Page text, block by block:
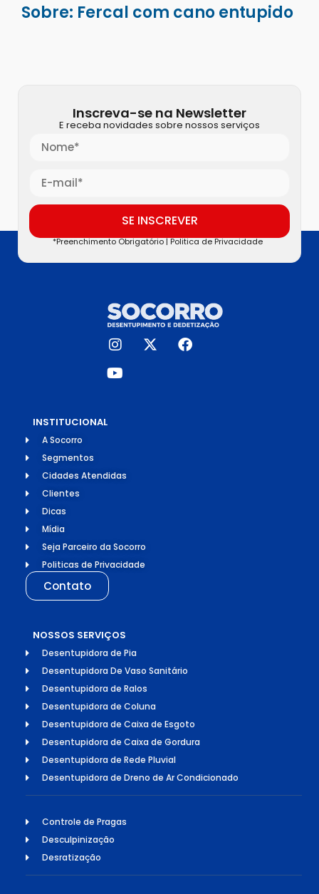
Sobre: Fercal com cano entupido
Inscreva-se na Newsletter
E receba novidades sobre nossos serviços
SE INSCREVER
*Preenchimento Obrigatório |Politica de Privacidade
INSTITUCIONAL
A Socorro
Segmentos
Cidades Atendidas
Clientes
Dicas
Mídia
Seja Parceiro da Socorro
Politicas de Privacidade
Contato
NOSSOS SERVIÇOS
Desentupidora de Pia
Desentupidora De Vaso Sanitário
Desentupidora de Ralos
Desentupidora de Coluna
Desentupidora de Caixa de Esgoto
Desentupidora de Caixa de Gordura
Desentupidora de Rede Pluvial
Desentupidora de Dreno de Ar Condicionado
Controle de Pragas
Desculpinização
Desratização